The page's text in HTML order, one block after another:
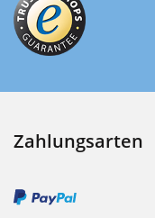
Zahlungsarten